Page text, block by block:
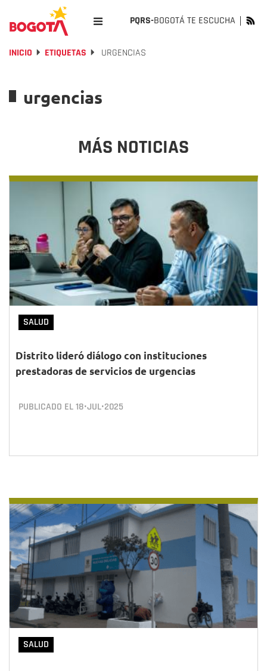
PQRS-BOGOTÁ TE ESCUCHA
INICIO ETIQUETAS URGENCIAS
urgencias
MÁS NOTICIAS
SALUD
Distrito lideró diálogo con instituciones
prestadoras de servicios de urgencias
PUBLICADO EL18•JUL•2025
SALUD